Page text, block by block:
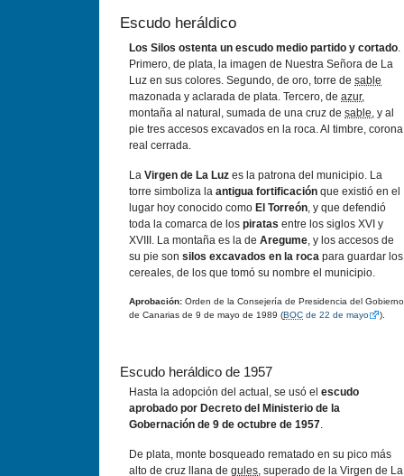
Escudo heráldico
Los Silos ostenta un escudo medio partido y cortado.
Primero, de plata, la imagen de Nuestra Señora de La
Luz en sus colores. Segundo, de oro, torre de sable
mazonada y aclarada de plata. Tercero, de azur,
montaña al natural, sumada de una cruz de sable, y al
pie tres accesos excavados en la roca. Al timbre, corona
real cerrada.
La Virgen de La Luz es la patrona del municipio. La
torre simboliza la antigua fortificación que existió en el
lugar hoy conocido como El Torreón, y que defendió
toda la comarca de los piratas entre los siglos XVI y
XVIII. La montaña es la de Aregume, y los accesos de
su pie son silos excavados en la roca para guardar los
cereales, de los que tomó su nombre el municipio.
Aprobación: Orden de la Consejería de Presidencia del Gobierno
de Canarias de 9 de mayo de 1989 (BOC de 22 de mayo ).
Escudo heráldico de 1957
Hasta la adopción del actual, se usó el escudo
aprobado por Decreto del Ministerio de la
Gobernación de 9 de octubre de 1957.
De plata, monte bosqueado rematado en su pico más
alto de cruz llana de gules, superado de la Virgen de La